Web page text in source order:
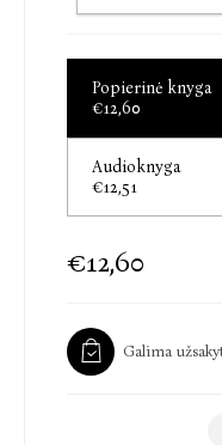
Popierinė knyga
€12,60
Audioknyga
€12,51
€12,60
Galima